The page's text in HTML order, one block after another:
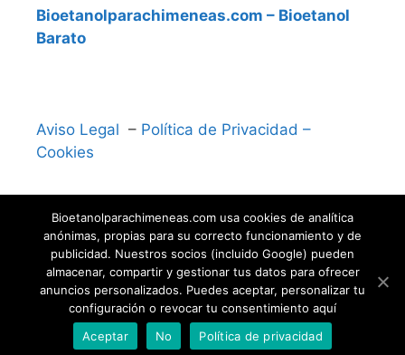
Bioetanolparachimeneas.com – Bioetanol
Barato
Aviso Legal – Política de Privacidad –
Cookies
© 2026 Bioetanol para Chimeneas• Funciona con
GeneratePress
Bioetanolparachimeneas.com usa cookies de analítica
anónimas, propias para su correcto funcionamiento y de
publicidad. Nuestros socios (incluido Google) pueden
almacenar, compartir y gestionar tus datos para ofrecer
anuncios personalizados. Puedes aceptar, personalizar tu
configuración o revocar tu consentimiento aquí
Aceptar
No Política de privacidad